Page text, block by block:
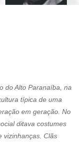
do Alto Paranaíba, na
típica de uma
em geração. No
ditava costumes
vizinhanças. Clãs